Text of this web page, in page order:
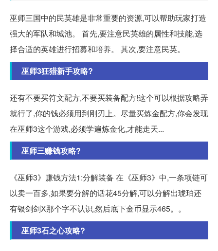
巫师三国中的民英雄是非常重要的资源,可以帮助玩家打造
强大的军队和城池。 首先,要注意民英雄的属性和技能,选
择合适的英雄进行招募和培养。 其次,要注意民英。
巫师3狂猎新手攻略?
还有不要买符文配方,不要买装备配方!这个可以根据攻略弄
就行了,你的钱必须用到刚刃上。尽量买炼金配方,你会发现
在巫师3这个游戏,必须学遍炼金化,才能走天...
巫师三赚钱攻略?
《巫师3》赚钱方法1:分解装备 在《巫师3》中,一条项链可
以卖一百多,如果要分解的话花45分解,可以分解出琥珀还
有银剑剑X那个字不认识,然后底下金币显示465。。
巫师3石之心攻略?